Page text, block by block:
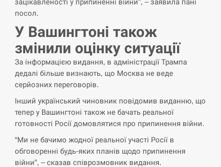
12:23
Силы обороны поразили российскую
переправу, склады и другие важные
объекты…
СЕРПЕНЬ
12:10
У США зафіксували рекордний спалах
циклоспорозу, захворіли понад 10
СЕРПЕНЬ
посол.
У Вашингтоні також
змінили оцінку ситуації
За інформацією видання, в адміністрації Трампа
дедалі більше визнають, що Москва не веде
серйозних переговорів.
Інший український чиновник повідомив виданню, що
тепер у Вашингтоні також не бачать реальної
готовності Росії домовлятися про припинення війни.
“Ми не бачимо жодної реальної участі Росії в
обговоренні будь-яких планів щодо припинення
війни”, – сказав співрозмовник видання.